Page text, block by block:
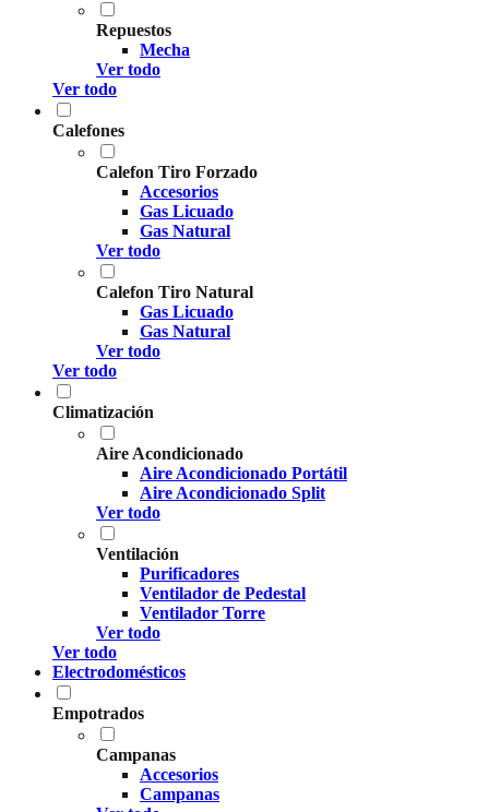
Repuestos
Mecha
Ver todo
Ver todo
Calefones
Calefon Tiro Forzado
Accesorios
Gas Licuado
Gas Natural
Ver todo
Calefon Tiro Natural
Gas Licuado
Gas Natural
Ver todo
Ver todo
Climatización
Aire Acondicionado
Aire Acondicionado Portátil
Aire Acondicionado Split
Ver todo
Ventilación
Purificadores
Ventilador de Pedestal
Ventilador Torre
Ver todo
Ver todo
Electrodomésticos
Empotrados
Campanas
Accesorios
Campanas